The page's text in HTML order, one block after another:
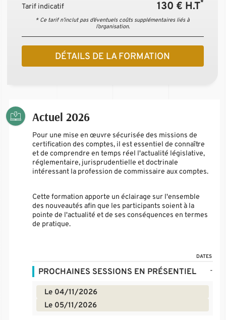
Tarif indicatif 130 € H.T*
* Ce tarif n’inclut pas d’éventuels coûts supplémentaires liés à
l’organisation.
DÉTAILS DE LA FORMATION
Actuel 2026
Pour une mise en œuvre sécurisée des missions de
certification des comptes, il est essentiel de connaître
et de comprendre en temps réel l'actualité législative,
réglementaire, jurisprudentielle et doctrinale
intéressant la profession de commissaire aux comptes.
Cette formation apporte un éclairage sur l'ensemble
des nouveautés afin que les participants soient à la
pointe de l'actualité et de ses conséquences en termes
de pratique.
DATES
PROCHAINES SESSIONS EN PRÉSENTIEL -
Le 04/11/2026
Le 05/11/2026